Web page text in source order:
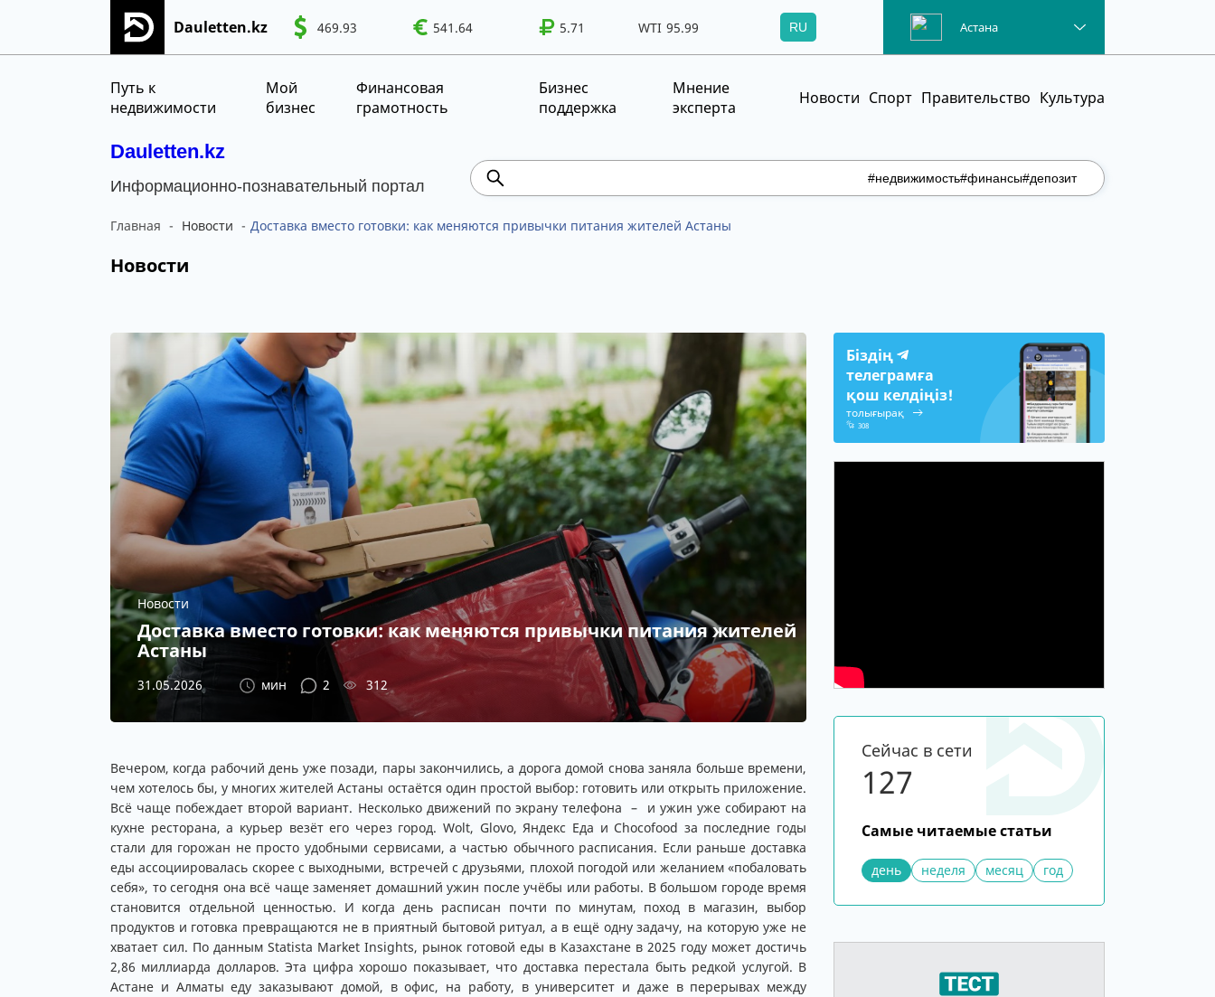
Dauletten.kz 469.93 541.64 5.71
WTI Brent 100.41 WTI 95.99 100.41RU Астана
Путь к
недвижимости
Мой
бизнес
Финансовая
грамотность
Бизнес
поддержка
Мнение
эксперта
Новости Спорт Правительство Культура
Dauletten.kz
Информационно-познавательный портал #недвижимость#финансы#депозит
Сіздің өтінішіңіз сәтті жіберілді, Рақмет!
Главная Новости Доставка вместо готовки: как меняются привычки питания жителей Астаны
Новости
Новости
Доставка вместо готовки: как меняются привычки питания жителей
Астаны
31.05.2026 мин 2 312
Вечером, когда рабочий день уже позади, пары закончились, а дорога домой снова заняла больше времени,
чем хотелось бы, у многих жителей Астаны остаётся один простой выбор: готовить или открыть приложение.
Всё чаще побеждает второй вариант. Несколько движений по экрану телефона – и ужин уже собирают на
кухне ресторана, а курьер везёт его через город. Wolt, Glovo, Яндекс Еда и Chocofood за последние годы
стали для горожан не просто удобными сервисами, а частью обычного расписания. Если раньше доставка
еды ассоциировалась скорее с выходными, встречей с друзьями, плохой погодой или желанием «побаловать
себя», то сегодня она всё чаще заменяет домашний ужин после учёбы или работы. В большом городе время
становится отдельной ценностью. И когда день расписан почти по минутам, поход в магазин, выбор
продуктов и готовка превращаются не в приятный бытовой ритуал, а в ещё одну задачу, на которую уже не
хватает сил. По данным Statista Market Insights, рынок готовой еды в Казахстане в 2025 году может достичь
2,86 миллиарда долларов. Эта цифра хорошо показывает, что доставка перестала быть редкой услугой. В
Астане и Алматы еду заказывают домой, в офис, на работу, в университет и даже в перерывах между
Біздің
телеграмға
қош келдіңіз!
толығырақ
308
Сейчас в сети
127
Самые читаемые статьи
день неделя месяц год